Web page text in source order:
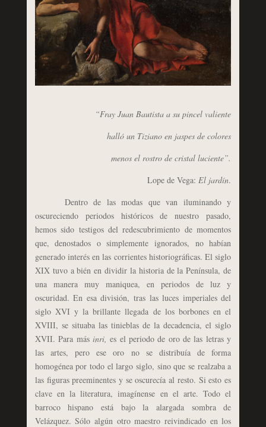
“Fray Juan Bautista a su pincel valiente
halló un Tiziano en jaspes de colores
menos el rostro de cristal luciente”.
Lope de Vega: El jardín.
Dentro de las modas que van iluminando y
oscureciendo periodos históricos de nuestro pasado,
hemos sido testigos del redescubrimiento de momentos
que, denostados o simplemente ignorados, no habían
generado interés en las corrientes historiográficas. El siglo
XIX tuvo a bién en dividir la historia de la Península, de
una manera muy maniquea, en periodos de luz y
oscuridad. En esa división, tras las luces imperiales del
siglo XVI y la brillante llegada de los borbones en el
XVIII, se situaba las tinieblas de la decadencia, el siglo
XVII. Para másinri, es el periodo de oro de las letras y
las artes, pero ese oro no se distribuía de forma
homogénea por todo el largo siglo, sino que se realzaba a
las figuras preeminentes y se oscurecía al resto. Si esto es
clave en la literatura, imagínense en el arte. Todo el
barroco hispano está bajo la alargada sombra de
Velázquez. Sólo algún otro maestro reivindicado en los